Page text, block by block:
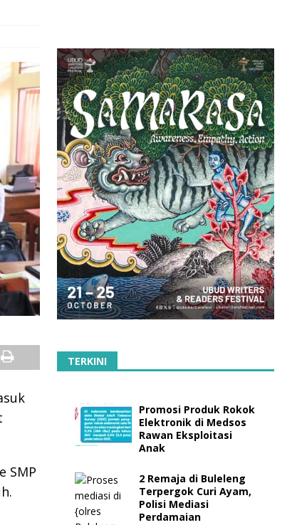
SMP
TERKINI
Promosi Produk Rokok
Elektronik di Medsos
Rawan Eksploitasi
Anak
2 Remaja di Buleleng
Terpergok Curi Ayam,
Polisi Mediasi
Perdamaian